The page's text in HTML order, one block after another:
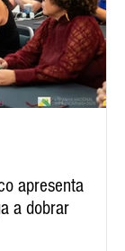
apresenta
a dobrar